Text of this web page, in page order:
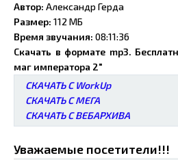
Автор: Александр Герда
Размер: 112 МБ
Время звучания: 08:11:36
Скачать в формате mp3.
маг императора 2"
СКАЧАТЬ С WorkUp
СКАЧАТЬ С МЕГА
СКАЧАТЬ С ВЕБАРХИВА
Уважаемые посетители!!!